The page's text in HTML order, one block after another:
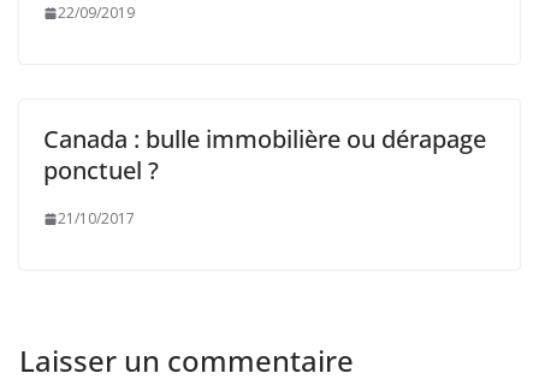
22/09/2019
Canada : bulle immobilière ou dérapage
ponctuel ?
21/10/2017
Laisser un commentaire